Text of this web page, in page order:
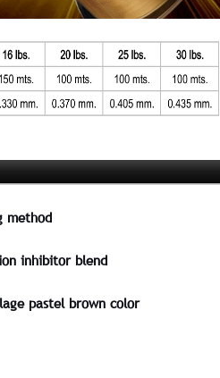
method
inhibitor blend
pastel brown color